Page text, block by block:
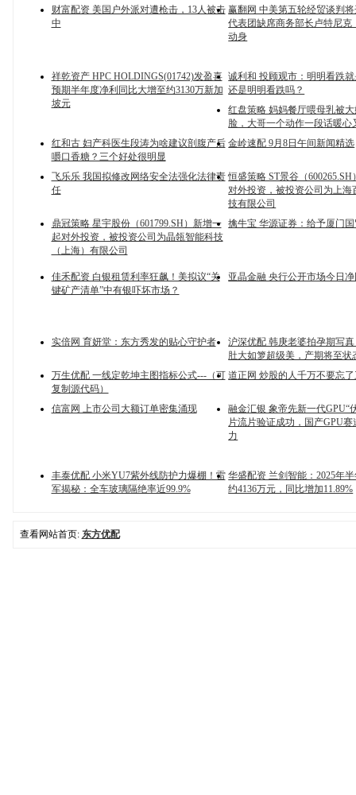
财富配资 美国户外派对遭枪击，13人被击
中
赢翻网 中美第五轮经贸谈判
代表团缺席商务部长卢特尼克
动身
祥乾资产 HPC HOLDINGS(01742)发盈喜
预期半年度净利同比大增至约3130万新加
坡元
诚利和 投顾观市：明明看跌
还是明明看跌吗？
红盘策略 妈妈餐厅喂母乳被
脸，大哥一个动作一段话暖心
红和古 妇产科医生段涛为啥建议剖腹产后
嚼口香糖？三个好处很明显
金岭速配 9月8日午间新闻精选
飞乐乐 我国拟修改网络安全法强化法律责
任
恒盛策略 ST景谷（
对外投资，被投资公司为上海
技有限公司
鼎冠策略 星宇股份（601799.SH）新增一
起对外投资，被投资公司为晶瓴智能科技
（上海）有限公司
擒牛宝 华源证券：给予厦门
佳禾配资 白银租赁利率狂飙！美拟议“关
键矿产清单”中有银吓坏市场？
亚晶金融 央行公开市场今日
实倍网 育妍堂：东方秀发的贴心守护者
沪深优配 韩庚老婆拍孕期写
肚大如箩超级美，产期将至状
万生优配 一线定乾坤主图指标公式---（可
复制源代码）
道正网 炒股的人千万不要忘
信富网 上市公司大额订单密集涌现
融金汇银 象帝先新一代GPU“
片流片验证成功，国产GPU
力
丰泰优配 小米YU7紫外线防护力爆棚！雷
军揭秘：全车玻璃隔绝率近99.9%
华盛配资 兰剑智能：2025年
约4136万元，同比增加11.89%
查看网站首页: 东方优配